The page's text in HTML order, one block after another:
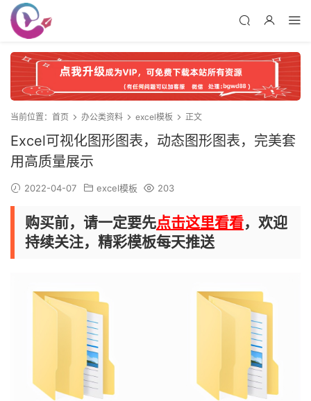
当前位置： 首页 办公类资料 excel模板 正文
Excel可视化图形图表，动态图形图表，完美套
用高质量展示
2022-04-07 excel模板 203
购买前，请一定要先点击这里看看，欢迎
持续关注，精彩模板每天推送